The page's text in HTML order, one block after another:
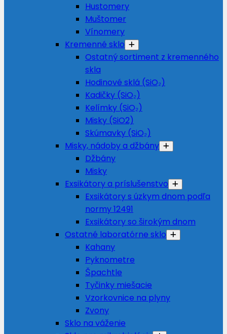
Hustomery
Muštomer
Vínomery
Kremenné sklo
Ostatný sortiment z kremenného
skla
Hodinové sklá (SiO₂)
Kadičky (SiO₂)
Kelímky (SiO₂)
Misky (SiO2)
Skúmavky (SiO₂)
Misky, nádoby a džbány
Džbány
Misky
Exsikátory a príslušenstvo
Exsikátory s úzkym dnom podľa
normy 12491
Exsikátory so širokým dnom
Ostatné laboratórne sklo
Kahany
Pyknometre
Špachtle
Tyčinky miešacie
Vzorkovnice na plyny
Zvony
Sklo na váženie